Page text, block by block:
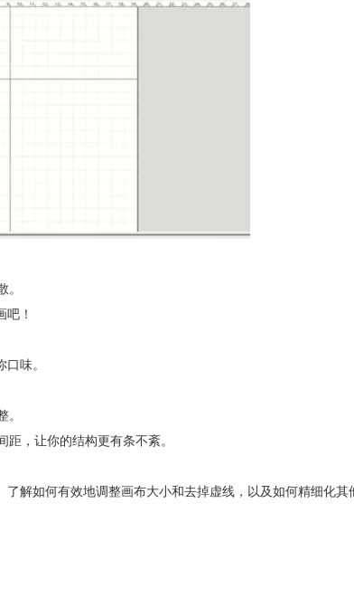
。
！
味。
。
，让你的结构更有条不紊。
解如何有效地调整画布大小和去掉虚线，以及如何精细化